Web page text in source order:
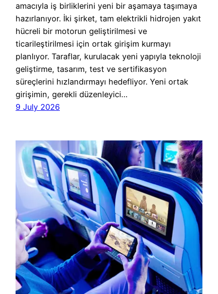
amacıyla iş birliklerini yeni bir aşamaya taşımaya
hazırlanıyor. İki şirket, tam elektrikli hidrojen yakıt
hücreli bir motorun geliştirilmesi ve
ticarileştirilmesi için ortak girişim kurmayı
planlıyor. Taraflar, kurulacak yeni yapıyla teknoloji
geliştirme, tasarım, test ve sertifikasyon
süreçlerini hızlandırmayı hedefliyor. Yeni ortak
girişimin, gerekli düzenleyici…
9 July 2026